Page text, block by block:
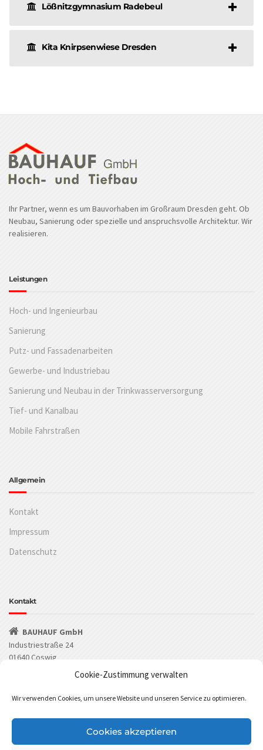
Cookie-Zustimmung verwalten
Wir verwenden Cookies, um unsere Website und unseren Service zu optimieren.
Cookies akzeptieren
Lößnitzgymnasium Radebeul
Kita Knirpsenwiese Dresden
Ihr Partner, wenn es um Bauvorhaben im Großraum Dresden geht. Ob
Neubau, Sanierung oder spezielle und anspruchsvolle Architektur. Wir
realisieren.
Leistungen
Hoch- und Ingenieurbau
Sanierung
Putz- und Fassadenarbeiten
Gewerbe- und Industriebau
Sanierung und Neubau in der Trinkwasserversorgung
Tief- und Kanalbau
Mobile Fahrstraßen
Allgemein
Kontakt
Impressum
Datenschutz
Kontakt
BAUHAUF GmbH
Industriestraße 24
01640 Coswig
(03523) 53549-29
info@bauhauf.de
BAUHAUF bei Facebook